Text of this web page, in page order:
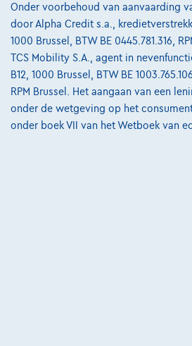
Citroen C4 X
1.2 T 100 You | GPS by App De Citroën
06/2024
23.905 km Benzine
€15.495 1 ✓BTW aftrekbaar
Vanaf€233,97/maandmet een
maandaflossing van€4.882,47
Onder voorbehoud van aanvaarding
door Alpha Credit s.a.,
1000 Brussel, BTW BE 0445.781.316,
TCS Mobility S.A., agent in
B12, 1000 Brussel, BTW BE
RPM Brussel. Het aangaan van een
onder de wetgeving op het
onder boek VII van het Wetboek van